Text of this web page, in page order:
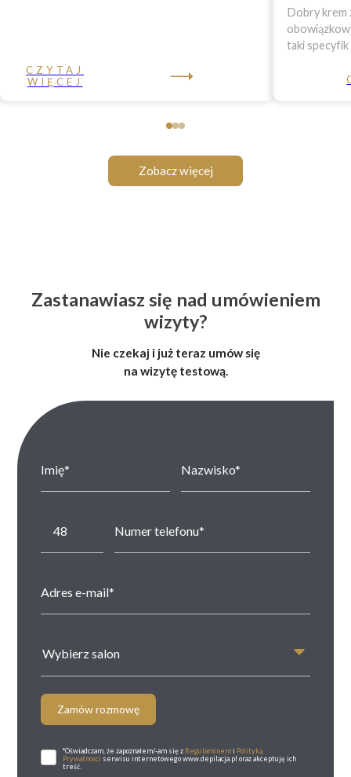
CZYTAJ
WIĘCEJ
Dobry krem
taki specyfik
Zobacz więcej
Zastanawiasz się nad umówieniem
wizyty?
Nie czekaj i już teraz umów się
na wizytę testową.
Wybierz salon
Zamów rozmowę
*Oświadczam, że zapoznałem/-am się z Regulaminemi Polityką
Prywatności serwisu internetowego www.depilacja.pl oraz akceptuję ich
treść.